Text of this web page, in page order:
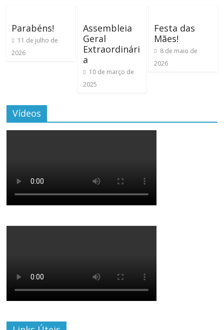
Parabéns!
11 de julho de
2026
Assembleia
Geral
Extraordinári
a
10 de março de
2025
Festa das
Mães!
8 de maio de
2026
Vídeos